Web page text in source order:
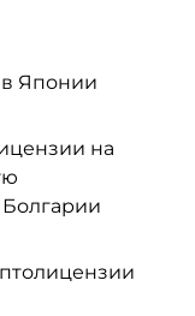
в Японии
на
Болгарии